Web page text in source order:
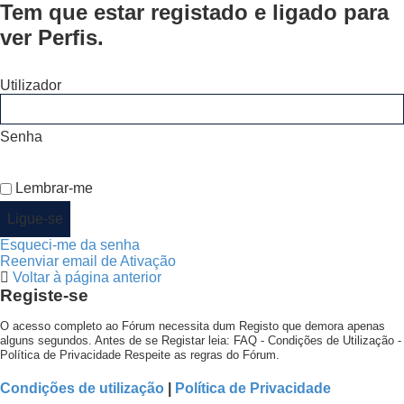
Tem que estar registado e ligado para
ver Perfis.
Utilizador
Senha
Lembrar-me
Esqueci-me da senha
Reenviar email de Ativação
Voltar à página anterior
Registe-se
O acesso completo ao Fórum necessita dum Registo que demora apenas
alguns segundos. Antes de se Registar leia: FAQ - Condições de Utilização -
Política de Privacidade Respeite as regras do Fórum.
Condições de utilização Política de Privacidade